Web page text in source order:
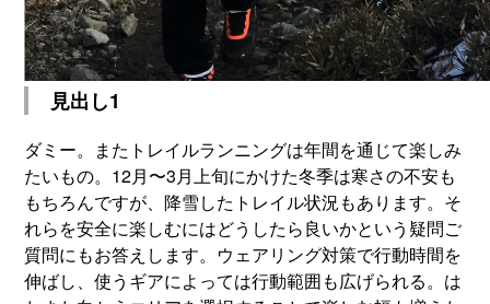
見出し1
ダミー。またトレイルランニングは年間を通じて楽しみ
たいもの。12月〜3月上旬にかけた冬季は寒さの不安も
もちろんですが、降雪したトレイル状況もあります。そ
れらを安全に楽しむにはどうしたら良いかという疑問ご
質問にもお答えします。ウェアリング対策で行動時間を
伸ばし、使うギアによっては行動範囲も広げられる。は